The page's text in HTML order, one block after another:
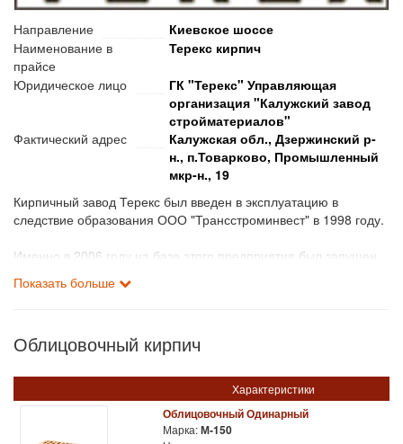
Направление
Киевское шоссе
Наименование в
прайсе
Терекс кирпич
Юридическое лицо
ГК "Терекс" Управляющая
организация "Калужский завод
стройматериалов"
Фактический адрес
Калужская обл., Дзержинский р-
н., п.Товарково, Промышленный
мкр-н., 19
Кирпичный завод Терекс был введен в эксплуатацию в
следствие образования ООО "Трансстроминвест" в 1998 году.
Именно в 2006 году на базе этого предприятия был запущен
высокого качества. Что характерно, кирпич, который
оборудование от бренда CERIC. Сырьем для производства
кирпича является уникальная огнеупорная тугоплавкая глина
Кондровского месторождения.
Показать больше
Облицовочный кирпич
Характеристики
Облицовочный Одинарный
Марка:М-150